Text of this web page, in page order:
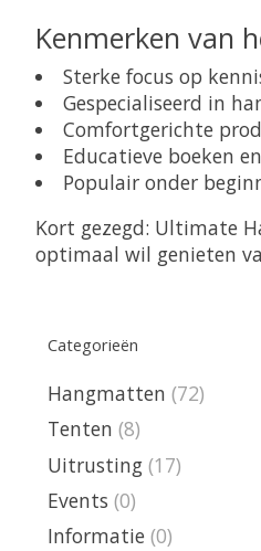
Kenmerken van
Sterke focus op
Gespecialiseerd in
Comfortgerichte
Educatieve boeken
Populair onder
Kort gezegd: Ultimate
optimaal wil genieten
Categorieën
Hangmatten (72)
Tenten (8)
Uitrusting (17)
Events (0)
Informatie (0)